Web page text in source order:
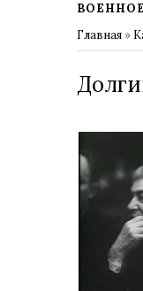
Главная »